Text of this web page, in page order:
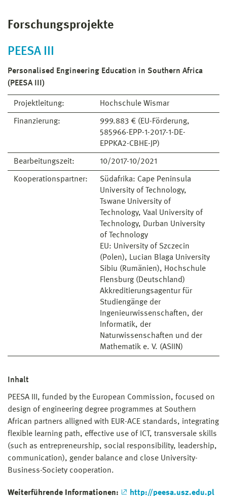
Forschungsprojekte
PEESA III
Personalised Engineering Education in Southern Africa
(PEESA III)
Projektleitung: Hochschule Wismar
Finanzierung:
999.883 € (EU-Förderung,
585966-EPP-1-2017-1-DE-
EPPKA2-CBHE-JP)
Bearbeitungszeit: 10/2017-10/2021
Kooperationspartner:
Südafrika: Cape Peninsula
University of Technology,
Tswane University of
Technology, Vaal University of
Technology, Durban University
of Technology
EU: University of Szczecin
(Polen), Lucian Blaga University
Sibiu (Rumänien), Hochschule
Flensburg (Deutschland)
Akkreditierungsagentur für
Studiengänge der
Ingenieurwissenschaften, der
Informatik, der
Naturwissenschaften und der
Mathematik e. V. (ASIIN)
Inhalt
PEESA III, funded by the European Commission, focused on
design of engineering degree programmes at Southern
African partners alligned with EUR-ACE standards, integrating
flexible learning path, effective use of ICT, transversale skills
(such as entrepreneurship, social responsibility, leadership,
communication), gender balance and close University-
Business-Society cooperation.
Weiterführende Informationen: http://peesa.usz.edu.pl